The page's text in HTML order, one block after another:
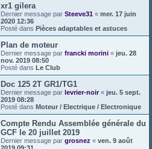
xr1 gilera
Dernier message par Steeve31 « mer. 17 juin
2020 12:36
Posté dans Pièces adaptables et astuces
Plan de moteur
Dernier message par francki morini « jeu. 28
nov. 2019 08:50
Posté dans Le Club
Doc 125 2T GR1/TG1
Dernier message par levrier-noir« jeu. 5 sept.
2019 08:28
Posté dans Moteur / Electrique / Electronique
Compte Rendu Assemblée générale du
GCF le 20 juillet 2019
Dernier message par grosnez « ven. 9 août
2019 09:31